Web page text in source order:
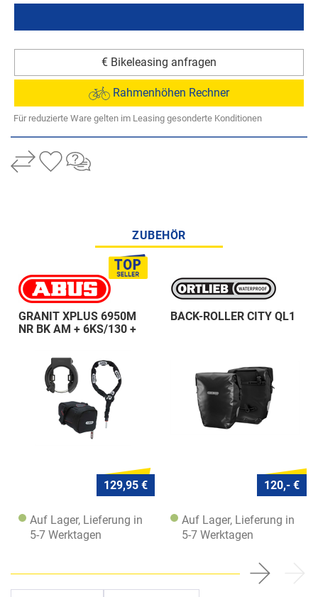
€ Bikeleasing anfragen
Rahmenhöhen Rechner
Für reduzierte Ware gelten im Leasing gesonderte Konditionen
ZUBEHÖR
GRANIT XPLUS 6950M
NR BK AM + 6KS/130 +
129,95 €
Auf Lager, Lieferung in
5-7 Werktagen
BACK-ROLLER CITY QL1
120,- €
Auf Lager, Lieferung in
5-7 Werktagen